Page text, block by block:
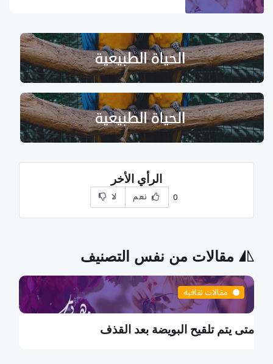
الرأي الأخر
0 نعم لا
مقالات من نفس التصنيف
مقالات ثقافية
ما هي البطالة التكنولوجية